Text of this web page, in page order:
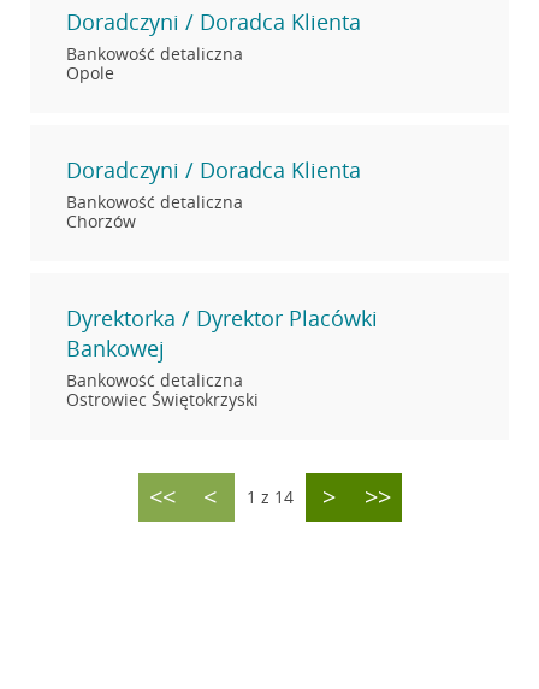
Doradczyni / Doradca Klienta
Bankowość detaliczna
Opole
Doradczyni / Doradca Klienta
Bankowość detaliczna
Chorzów
Dyrektorka / Dyrektor Placówki
Bankowej
Bankowość detaliczna
Ostrowiec Świętokrzyski
<< < 1 z 14 > >>